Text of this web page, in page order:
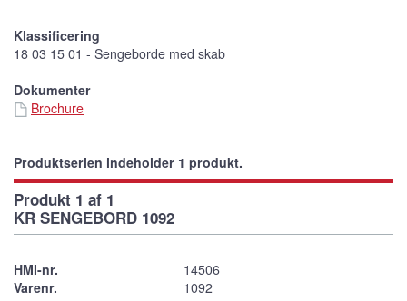
Klassificering
18 03 15 01 - Sengeborde med skab
Dokumenter
Brochure
Produktserien indeholder 1 produkt.
Produkt 1 af 1
KR SENGEBORD 1092
HMI-nr.
14506
Varenr.
1092